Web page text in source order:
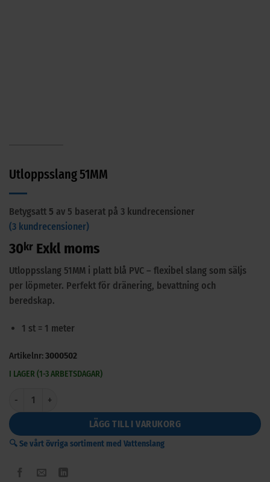
Utloppsslang 51MM
Betygsatt 5 av 5 baserat på 3 kundrecensioner
(3 kundrecensioner)
30 kr Exkl moms
Utloppsslang 51MM i platt blå PVC – flexibel slang som säljs
per löpmeter. Perfekt för dränering, bevattning och
beredskap.
1 st = 1 meter
Artikelnr:3000502
I LAGER (1-3 ARBETSDAGAR)
Utloppsslang 51MM mängd
LÄGG TILL I VARUKORG
🔍 Se vårt övriga sortiment med Vattenslang